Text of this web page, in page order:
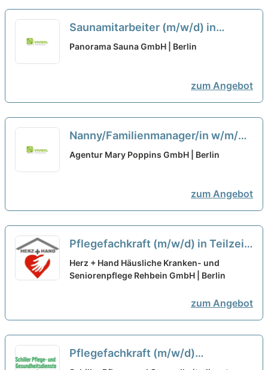
Saunamitarbeiter (m/w/d) in
Teilzeitanstellung (65 Std./Monat)
Panorama Sauna GmbH | Berlin
zum Angebot
Nanny/Familienmanager/in w/m/d
für Rostock-Gehlsdorf für
Agentur Mary Poppins GmbH | Berlin
zum Angebot
Pflegefachkraft (m/w/d) in Teilzeit
(25 bis 30 Stunden/Woche) -
Starten Sie mit uns in eine
Herz + Hand Häusliche Kranken- und
Seniorenpflege Rehbein GmbH | Berlin
zum Angebot
Pflegefachkraft (m/w/d)